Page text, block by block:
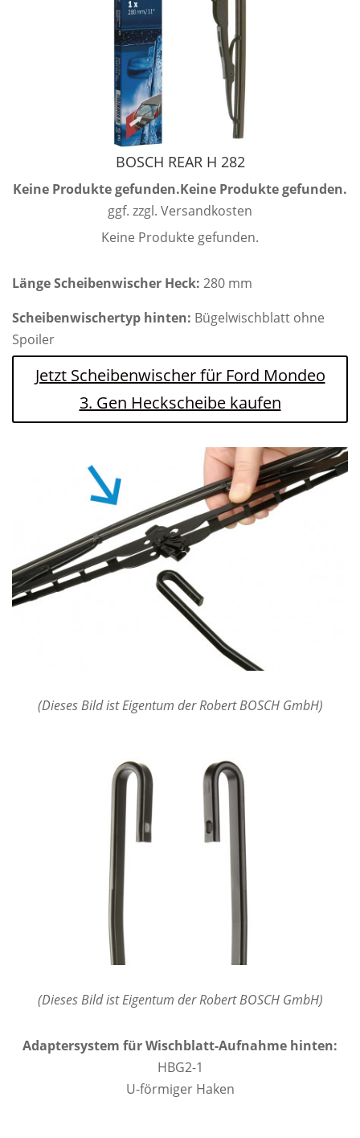
BOSCH REAR H 282
Keine Produkte gefunden.Keine Produkte gefunden.
ggf. zzgl. Versandkosten
Keine Produkte gefunden.
Länge Scheibenwischer Heck: 280 mm
Scheibenwischertyp hinten: Bügelwischblatt ohne
Spoiler
Jetzt Scheibenwischer für Ford Mondeo
3. Gen Heckscheibe kaufen
(Dieses Bild ist Eigentum der Robert BOSCH GmbH)
(Dieses Bild ist Eigentum der Robert BOSCH GmbH)
Adaptersystem für Wischblatt-Aufnahme hinten:
HBG2-1
U-förmiger Haken